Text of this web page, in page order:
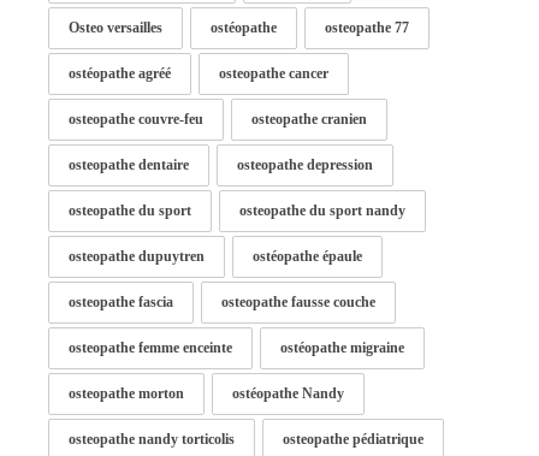
Osteo versailles ostéopathe osteopathe 77
ostéopathe agréé osteopathe cancer
osteopathe couvre-feu osteopathe cranien
osteopathe dentaire osteopathe depression
osteopathe du sport osteopathe du sport nandy
osteopathe dupuytren ostéopathe épaule
osteopathe fascia osteopathe fausse couche
osteopathe femme enceinte ostéopathe migraine
osteopathe morton ostéopathe Nandy
osteopathe nandy torticolis osteopathe pédiatrique